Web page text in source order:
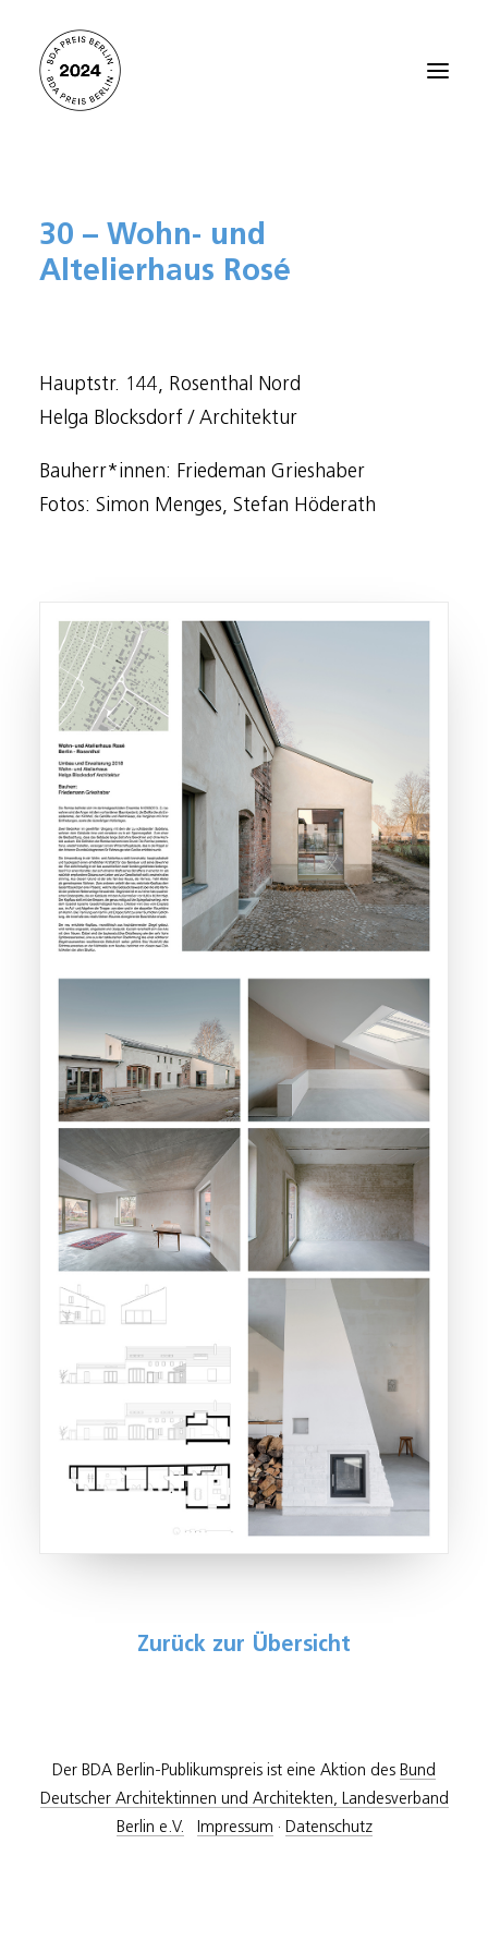
Alle Projekte 2024
Preisträger:innen 2021
Kontakt
30 – Wohn- und
Altelierhaus Rosé
Hauptstr. 144, Rosenthal Nord
Helga Blocksdorf / Architektur
Bauherr*innen: Friedeman Grieshaber
Fotos: Simon Menges, Stefan Höderath
Zurück zur Übersicht
Der BDA Berlin-Publikumspreis ist eine Aktion des Bund
Deutscher Architektinnen und Architekten, Landesverband
Berlin e.V.
Impressum · Datenschutz